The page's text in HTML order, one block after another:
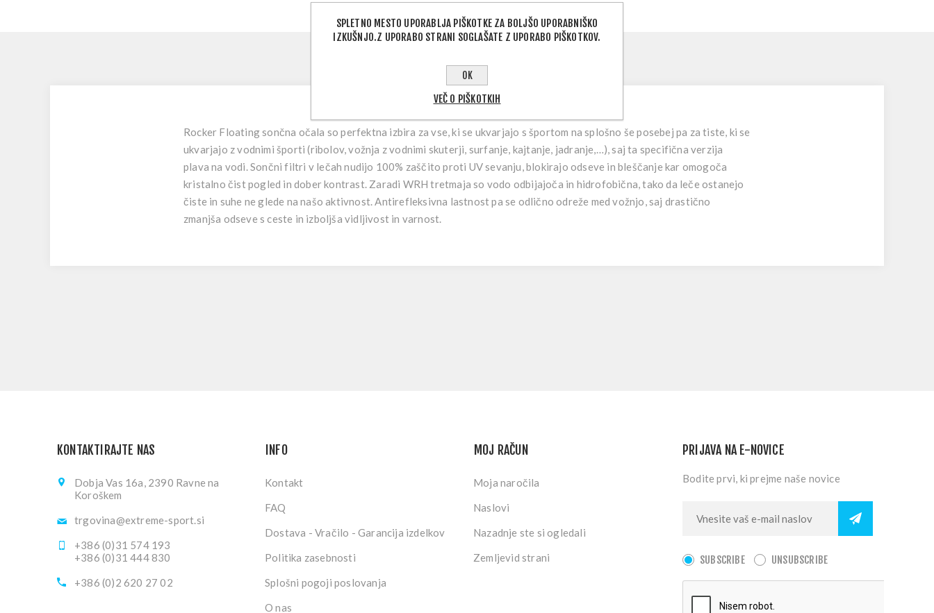
OPIS IZDELKA
Rocker Floating sončna očala so perfektna izbira za vse, ki se ukvarjajo s športom na splošno še posebej pa za tiste, ki se
ukvarjajo z vodnimi športi (ribolov, vožnja z vodnimi skuterji, surfanje, kajtanje, jadranje,…), saj ta specifična verzija
plava na vodi. Sončni filtri v lečah nudijo 100% zaščito proti UV sevanju, blokirajo odseve in bleščanje kar omogoča
kristalno čist pogled in dober kontrast. Zaradi WRH tretmaja so vodo odbijajoča in hidrofobična, tako da leče ostanejo
čiste in suhe ne glede na našo aktivnost. Antirefleksivna lastnost pa se odlično odreže med vožnjo, saj drastično
zmanjša odseve s ceste in izboljša vidljivost in varnost.
KONTAKTIRAJTE NAS
Dobja Vas 16a, 2390 Ravne na
Koroškem
trgovina@extreme-sport.si
+386 (0)31 574 193
+386 (0)31 444 830
+386 (0)2 620 27 02
INFO
Kontakt
FAQ
Dostava - Vračilo - Garancija izdelkov
Politika zasebnosti
Splošni pogoji poslovanja
O nas
MOJ RAČUN
Moja naročila
Naslovi
Nazadnje ste si ogledali
Zemljevid strani
PRIJAVA NA E-NOVICE
Bodite prvi, ki prejme naše novice
SUBSCRIBE UNSUBSCRIBE
SPLETNO MESTO UPORABLJA PIŠKOTKE ZA BOLJŠO UPORABNIŠKO
IZKUŠNJO.Z UPORABO STRANI SOGLAŠATE Z UPORABO PIŠKOTKOV.
OK
VEČ O PIŠKOTKIH